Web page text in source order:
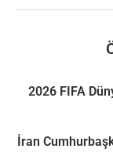
2026 FIFA
İran